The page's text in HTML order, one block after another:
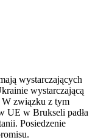
wystarczających
wystarczającą
W związku z tym
UE w Brukseli padła
Posiedzenie